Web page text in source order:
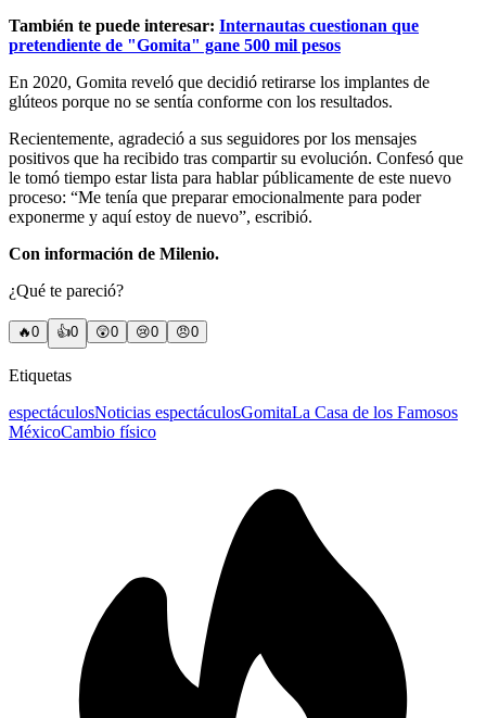
También te puede interesar: Internautas cuestionan que
pretendiente de "Gomita" gane 500 mil pesos
En 2020, Gomita reveló que decidió retirarse los implantes de
glúteos porque no se sentía conforme con los resultados.
Recientemente, agradeció a sus seguidores por los mensajes
positivos que ha recibido tras compartir su evolución. Confesó que
le tomó tiempo estar lista para hablar públicamente de este nuevo
proceso: “Me tenía que preparar emocionalmente para poder
exponerme y aquí estoy de nuevo”, escribió.
Con información de Milenio.
¿Qué te pareció?
🔥0 👍0 😲0 😢0 😠0
Etiquetas
espectáculosNoticias espectáculosGomitaLa Casa de los Famosos
MéxicoCambio físico